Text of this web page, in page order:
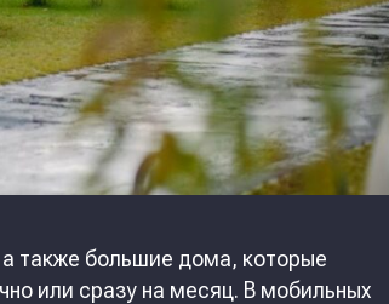
также большие дома, которые
или сразу на месяц. В мобильных